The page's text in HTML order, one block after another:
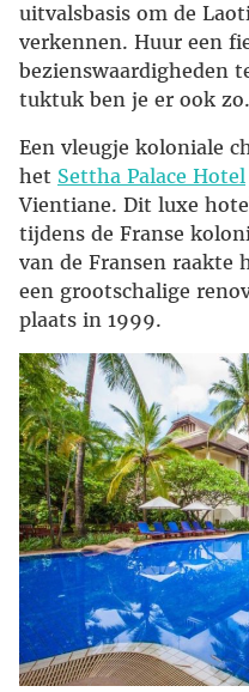
uitvalsbasis om de
verkennen. Huur een
bezienswaardigheden
tuktuk ben je er ook zo.
Een vleugje koloniale
het Settha Palace Hotel
Vientiane. Dit luxe
tijdens de Franse
van de Fransen raakte
een grootschalige
plaats in 1999.